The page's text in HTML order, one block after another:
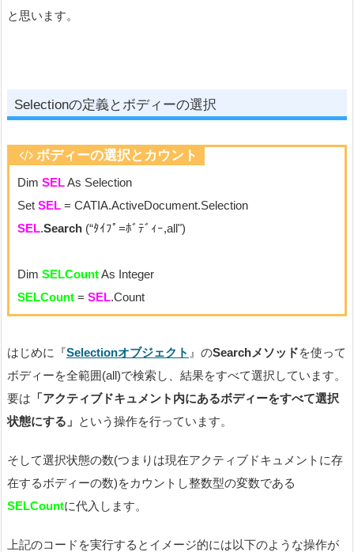
と思います。
Selectionの定義とボディーの選択
ボディーの選択とカウント
Dim SELAs Selection
Set SEL = CATIA.ActiveDocument.Selection
SEL.Search (“ﾀｲﾌﾟ=ﾎﾞﾃﾞｨｰ,all")
Dim SELCountAs Integer
SELCount = SEL.Count
はじめに『Selectionオブジェクト 』のSearchメソッドを使って
ボディーを全範囲(all)で検索し、結果をすべて選択しています。
要は 「アクティブドキュメント内にあるボディーをすべて選択
状態にする」 という操作を行っています。
そして選択状態の数(つまりは現在アクティブドキュメントに存
在するボディーの数)をカウントし整数型の変数である
SELCountに代入します。
上記のコードを実行するとイメージ的には以下のような操作が